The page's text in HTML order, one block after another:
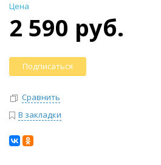
Цена
2 590 руб.
Подписаться
Сравнить
В закладки